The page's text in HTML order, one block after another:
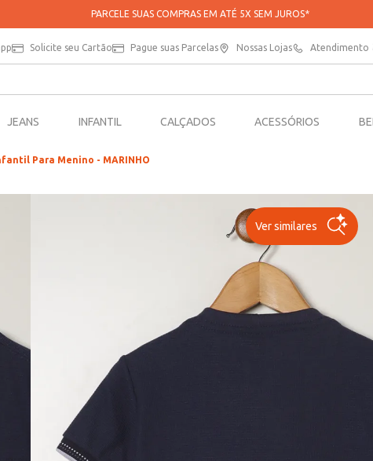
PARCELE SUAS COMPRAS EM ATÉ 5X SEM JUROS*
Solicite seu Cartão Pague suas Parcelas Nossas Lojas Atendimento
JEANS INFANTIL CALÇADOS ACESSÓRIOS
Para Menino - MARINHO
Ver similares